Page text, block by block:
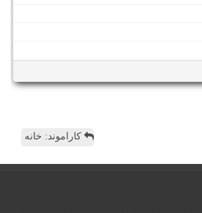
کاراموند: خانه